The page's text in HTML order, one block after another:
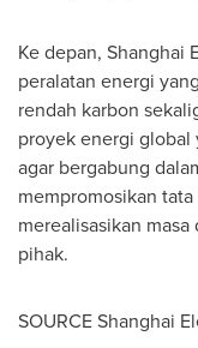
Ke depan, Shanghai
peralatan energi
rendah karbon
proyek energi
agar bergabung
mempromosikan
merealisasikan
pihak.
SOURCE Shanghai